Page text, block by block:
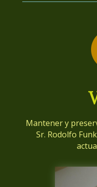
Mantener y
Sr. Rodolfo